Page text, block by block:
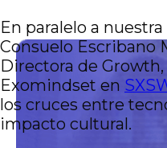
En paralelo a
Consuelo Escribano
Directora de
Exomindset en
los cruces entre
impacto cultural.